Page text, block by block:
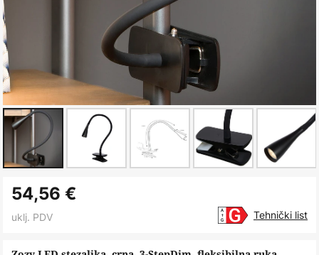
to
the
of
54,56 €
uklj. PDV Tehnički list